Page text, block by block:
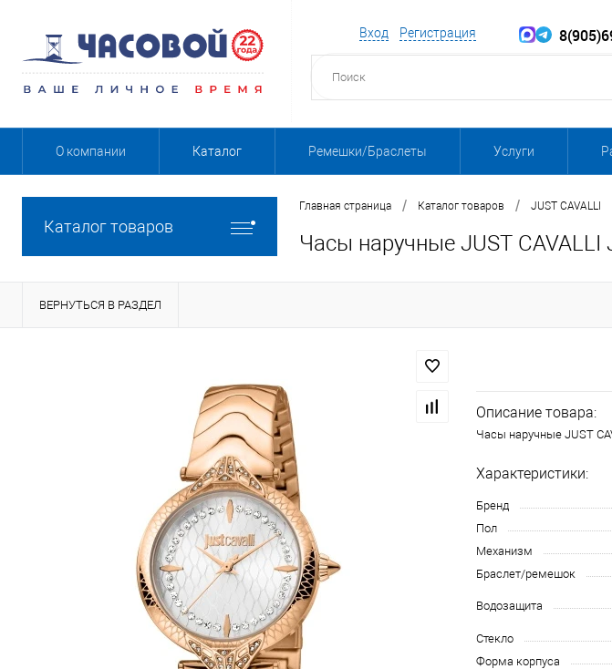
Вход Регистрация
О компании Каталог Ремешки/Браслеты Услуги
Каталог товаров
Главная страница / Каталог товаров / JUST CAVALLI
Часы наручные JUST CAVALLI
ВЕРНУТЬСЯ В РАЗДЕЛ
Описание товара:
Часы наручные JUST
Характеристики:
Бренд
Пол
Механизм
Браслет/ремешок
Водозащита
Стекло
Форма корпуса